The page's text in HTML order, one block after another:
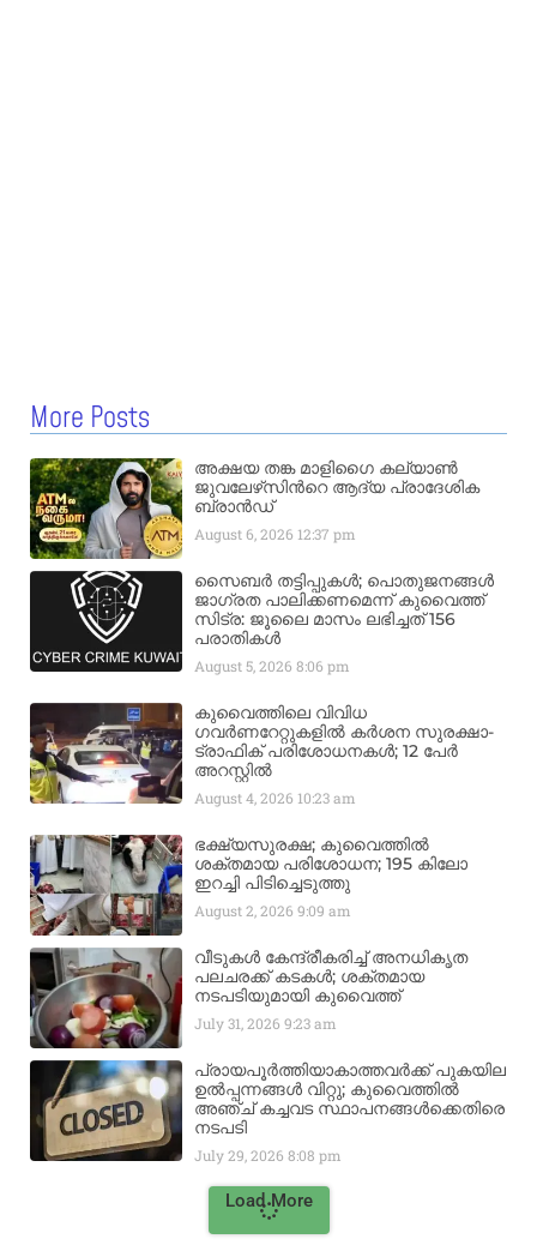
More Posts
അക്ഷയ തങ്ക മാളിഗൈ കല്യാണ്‍
ജുവലേഴ്‌സിന്‍റെ ആദ്യ പ്രാദേശിക
ബ്രാന്‍ഡ്
August 6, 2026 12:37 pm
സൈബർ തട്ടിപ്പുകൾ; പൊതുജനങ്ങൾ
ജാഗ്രത പാലിക്കണമെന്ന് കുവൈത്ത്
സിട്ര: ജൂലൈ മാസം ലഭിച്ചത് 156
പരാതികൾ
August 5, 20268:06 pm
കുവൈത്തിലെ വിവിധ
ഗവർണറേറ്റുകളിൽ കർശന സുരക്ഷാ-
ട്രാഫിക് പരിശോധനകൾ; 12 പേർ
അറസ്റ്റിൽ
August 4, 2026 10:23 am
ഭക്ഷ്യസുരക്ഷ; കുവൈത്തിൽ
ശക്തമായ പരിശോധന; 195 കിലോ
ഇറച്ചി പിടിച്ചെടുത്തു
August 2, 20269:09 am
വീടുകൾ കേന്ദ്രീകരിച്ച് അനധികൃത
പലചരക്ക് കടകൾ; ശക്തമായ
നടപടിയുമായി കുവൈത്ത്
July 31, 20269:23 am
പ്രായപൂർത്തിയാകാത്തവർക്ക് പുകയില
ഉൽപ്പന്നങ്ങൾ വിറ്റു; കുവൈത്തിൽ
അഞ്ച് കച്ചവട സ്ഥാപനങ്ങൾക്കെതിരെ
നടപടി
July 29, 20268:08 pm
Load More